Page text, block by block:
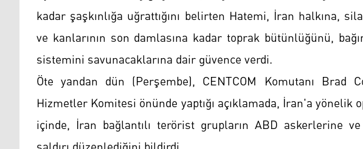
kadar şaşkınlığa uğrattığını belirten Hatemi, İran halkına,
ve kanlarının son damlasına kadar toprak bütünlüğünü,
sistemini savunacaklarına dair güvence verdi.
Öte yandan dün (Perşembe), CENTCOM Komutanı Brad
Hizmetler Komitesi önünde yaptığı açıklamada, İran'a yönelik
içinde, İran bağlantılı terörist grupların ABD askerlerine